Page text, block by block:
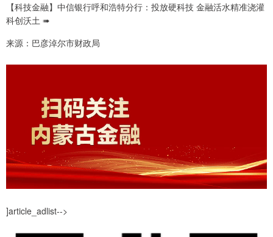
【科技金融】中信银行呼和浩特分行：投放硬科技 金融活水精准浇灌
科创沃土 ➠
来源：巴彦淖尔市财政局
]article_adlist-->